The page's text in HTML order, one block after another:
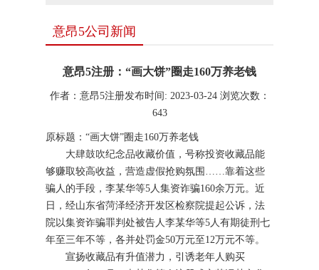
意昂5公司新闻
意昂5注册：“画大饼”圈走160万养老钱
作者：意昂5注册发布时间: 2023-03-24 浏览次数：
643
原标题：“画大饼”圈走160万养老钱
大肆鼓吹纪念品收藏价值，号称投资收藏品能
够赚取较高收益，营造虚假抢购氛围……靠着这些
骗人的手段，李某华等5人集资诈骗160余万元。近
日，经山东省菏泽经济开发区检察院提起公诉，法
院以集资诈骗罪判处被告人李某华等5人有期徒刑七
年至三年不等，各并处罚金50万元至12万元不等。
宣扬收藏品有升值潜力，引诱老年人购买